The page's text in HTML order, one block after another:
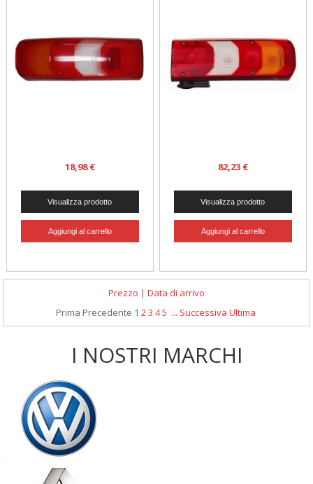
18,98 € 82,23 €
Prezzo | Data di arrivo
Prima Precedente 1 23 45 ... Successiva Ultima
I NOSTRI MARCHI